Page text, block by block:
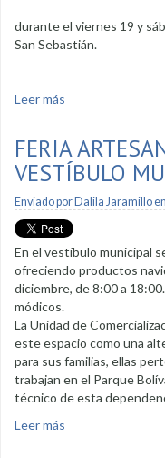
durante el viernes 19 y
San Sebastián.
Leer más
FERIA
VESTÍBULO
Enviado por Dalila Jaramillo
En el vestíbulo municipal
ofreciendo productos
diciembre, de 8:00 a
módicos.
La Unidad de
este espacio como una
para sus familias, ellas
trabajan en el Parque
técnico de esta
Leer más